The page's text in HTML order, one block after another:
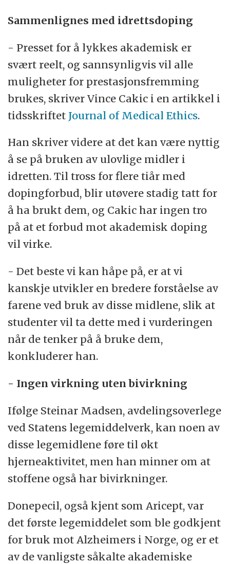
Sammenlignes med idrettsdoping
- Presset for å lykkes akademisk er
svært reelt, og sannsynligvis vil alle
muligheter for prestasjonsfremming
brukes, skriver Vince Cakic i en artikkel i
tidsskriftet Journal of Medical Ethics.
Han skriver videre at det kan være nyttig
å se på bruken av ulovlige midler i
idretten. Til tross for flere tiår med
dopingforbud, blir utøvere stadig tatt for
å ha brukt dem, og Cakic har ingen tro
på at et forbud mot akademisk doping
vil virke.
- Det beste vi kan håpe på, er at vi
kanskje utvikler en bredere forståelse av
farene ved bruk av disse midlene, slik at
studenter vil ta dette med i vurderingen
når de tenker på å bruke dem,
konkluderer han.
- Ingen virkning uten bivirkning
Ifølge Steinar Madsen, avdelingsoverlege
ved Statens legemiddelverk, kan noen av
disse legemidlene føre til økt
hjerneaktivitet, men han minner om at
stoffene også har bivirkninger.
Donepecil, også kjent som Aricept, var
det første legemiddelet som ble godkjent
for bruk mot Alzheimers i Norge, og er et
av de vanligste såkalte akademiske